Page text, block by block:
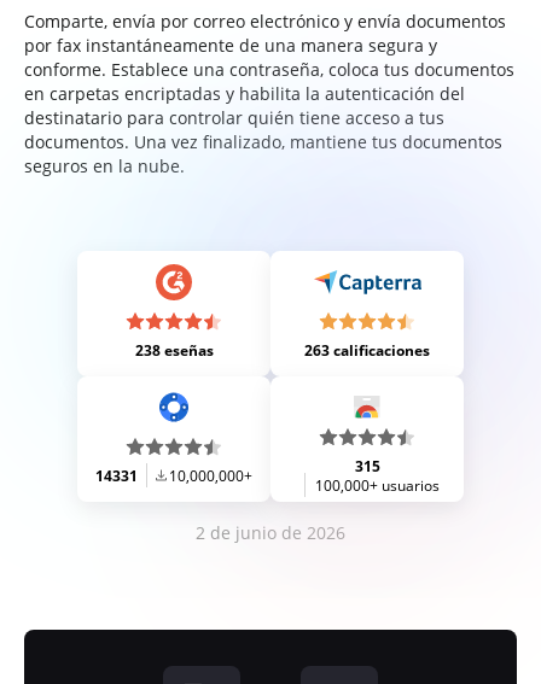
Comparte, envía por correo electrónico y envía documentos
por fax instantáneamente de una manera segura y
conforme. Establece una contraseña, coloca tus documentos
en carpetas encriptadas y habilita la autenticación del
destinatario para controlar quién tiene acceso a tus
documentos. Una vez finalizado, mantiene tus documentos
seguros en la nube.
238 eseñas 263 calificaciones
14331 10,000,000+
315
100,000+ usuarios
2 de junio de 2026